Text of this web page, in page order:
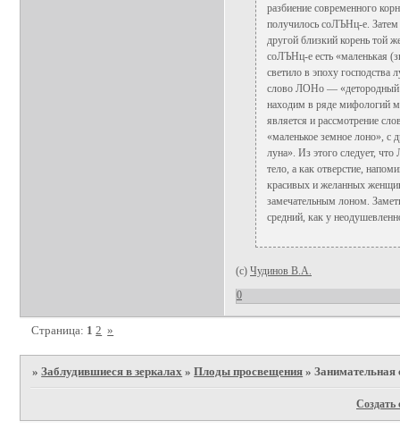
разбиение современного
получилось соЛЪНц-е. Затем
другой близкий корень
соЛЪНц-е есть «маленькая
светило в эпоху господства
слово ЛОНо — «детородный
находим в ряде мифологий
является и рассмотрение
«маленькое земное лоно», с
луна». Из этого следует,
тело, а как отверстие,
красивых и желанных
замечательным лоном.
средний, как у
(с) Чудинов В.А.
0
Страница: 1 2 »
»Заблудившиеся в зеркалах »Плоды просвещения »Занимательная
Создать